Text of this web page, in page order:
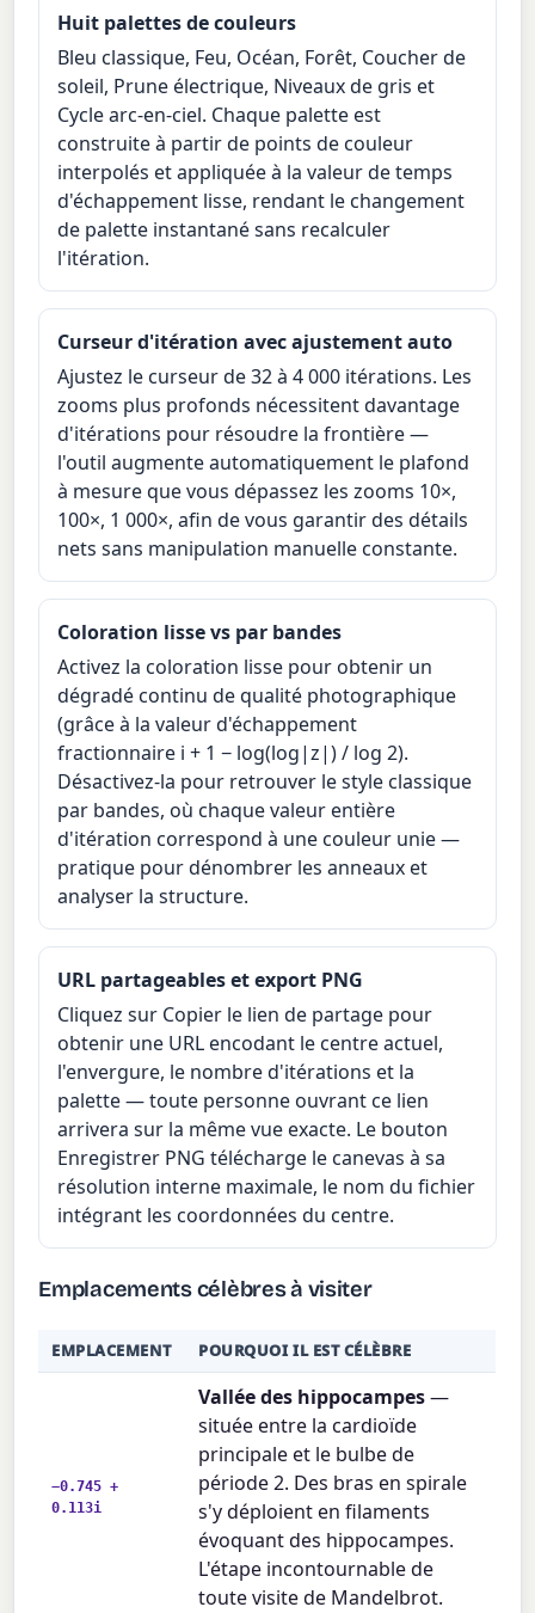
Huit palettes de couleurs
Bleu classique, Feu, Océan, Forêt, Coucher de
soleil, Prune électrique, Niveaux de gris et
Cycle arc-en-ciel. Chaque palette est
construite à partir de points de couleur
interpolés et appliquée à la valeur de temps
d'échappement lisse, rendant le changement
de palette instantané sans recalculer
l'itération.
Curseur d'itération avec ajustement auto
Ajustez le curseur de 32 à 4 000 itérations. Les
zooms plus profonds nécessitent davantage
d'itérations pour résoudre la frontière —
l'outil augmente automatiquement le plafond
à mesure que vous dépassez les zooms 10×,
100×, 1 000×, afin de vous garantir des détails
nets sans manipulation manuelle constante.
Coloration lisse vs par bandes
Activez la coloration lisse pour obtenir un
dégradé continu de qualité photographique
(grâce à la valeur d'échappement
fractionnaire i + 1 − log(log|z|) / log 2).
Désactivez-la pour retrouver le style classique
par bandes, où chaque valeur entière
d'itération correspond à une couleur unie —
pratique pour dénombrer les anneaux et
analyser la structure.
URL partageables et export PNG
Cliquez sur Copier le lien de partage pour
obtenir une URL encodant le centre actuel,
l'envergure, le nombre d'itérations et la
palette — toute personne ouvrant ce lien
arrivera sur la même vue exacte. Le bouton
Enregistrer PNG télécharge le canevas à sa
résolution interne maximale, le nom du fichier
intégrant les coordonnées du centre.
Emplacements célèbres à visiter
EMPLACEMENT POURQUOI IL EST CÉLÈBRE
−0.745 +
0.113i
Vallée des hippocampes—
située entre la cardioïde
principale et le bulbe de
période 2. Des bras en spirale
s'y déploient en filaments
évoquant des hippocampes.
L'étape incontournable de
toute visite de Mandelbrot.